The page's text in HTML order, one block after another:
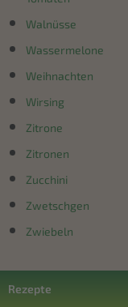
Walnüsse
Wassermelone
Weihnachten
Wirsing
Zitrone
Zitronen
Zucchini
Zwetschgen
Zwiebeln
Rezepte